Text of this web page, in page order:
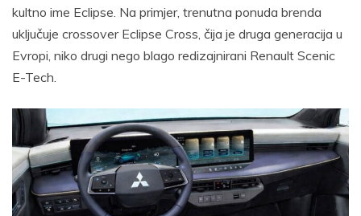
kultno ime Eclipse. Na primjer, trenutna ponuda brenda
uključuje crossover Eclipse Cross, čija je druga generacija u
Evropi, niko drugi nego blago redizajnirani Renault Scenic
E-Tech.